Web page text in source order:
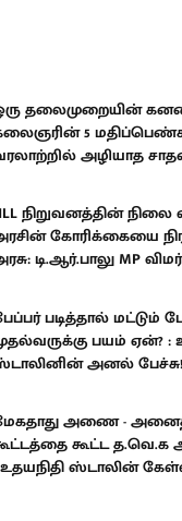
தலைமுறையின்
5
அழியாத
நிறுவனத்தின் நிலை
கோரிக்கையை
டி.ஆர்.பாலு MP
படித்தால் மட்டும்
பயம் ஏன்? :
அனல் பேச்சு!
அணை -
கூட்ட த.வெ.க
ஸ்டாலின்